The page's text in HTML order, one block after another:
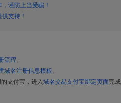
谨防上当受骗！
支持！
流程
域名注册信息模板
支付宝，进入域名交易支付宝绑定页面完成